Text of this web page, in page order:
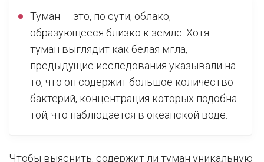
Туман — это, по сути, облако,
образующееся близко к земле. Хотя
туман выглядит как белая мгла,
предыдущие исследования указывали на
то, что он содержит большое количество
бактерий, концентрация которых подобна
той, что наблюдается в океанской воде.
Чтобы выяснить, содержит ли туман уникальную